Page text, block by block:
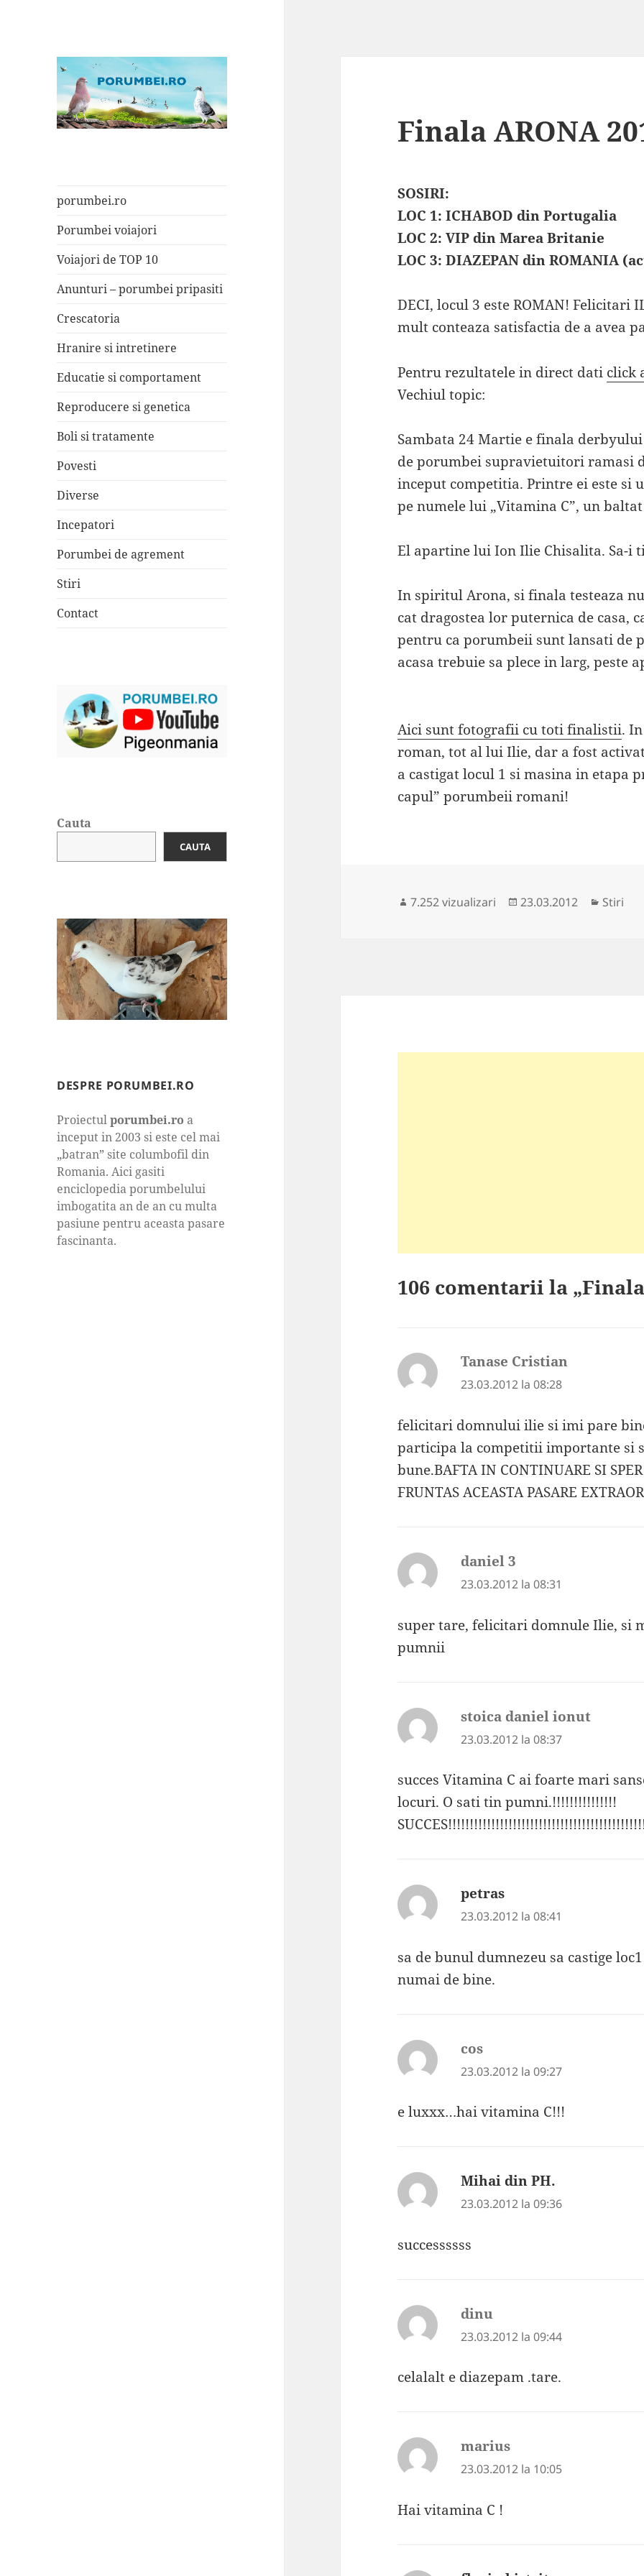
porumbei.ro
Porumbei voiajori
Voiajori de TOP 10
Anunturi – porumbei pripasiti
Crescatoria
Hranire si intretinere
Educatie si comportament
Reproducere si genetica
Boli si tratamente
Povesti
Diverse
Incepatori
Porumbei de agrement
Stiri
Contact
Cauta
CAUTA
DESPRE PORUMBEI.RO
Proiectulporumbei.ro a
inceput in 2003 si este cel mai
„batran” site columbofil din
Romania. Aici gasiti
enciclopedia porumbelului
imbogatita an de an cu multa
pasiune pentru aceasta pasare
fascinanta.
Finala ARONA
SOSIRI:
LOC 1: ICHABOD din Portugalia
LOC 2: VIP din Marea Britanie
LOC 3: DIAZEPAN din ROMANIA
DECI, locul 3 este ROMAN! Felicitari
mult conteaza satisfactia de a avea
Pentru rezultatele in direct dati click
Vechiul topic:
Sambata 24 Martie e finala
de porumbei supravietuitori ramasi
inceput competitia. Printre ei este si
pe numele lui „Vitamina C”, un
El apartine lui Ion Ilie Chisalita. Sa-i
In spiritul Arona, si finala testeaza
cat dragostea lor puternica de casa,
pentru ca porumbeii sunt lansati de
acasa trebuie sa plece in larg, peste
Aici sunt fotografii cu toti finalistii.
roman, tot al lui Ilie, dar a fost
a castigat locul 1 si masina in etapa
capul” porumbeii romani!
7.252 vizualizari
Publicat
23.03.2012 Categorii
Stiri
106 comentarii la „Finala
Tanase Cristian
23.03.2012 la 08:28
felicitari domnului ilie si imi pare
participa la competitii importante si
bune.BAFTA IN CONTINUARE SI
FRUNTAS ACEASTA PASARE
daniel 3
23.03.2012 la 08:31
super tare, felicitari domnule Ilie, si
pumnii
stoica daniel ionut
23.03.2012 la 08:37
succes Vitamina C ai foarte mari
locuri. O sati tin pumni.!!!!!!!!!!!!!!!
petras
23.03.2012 la 08:41
sa de bunul dumnezeu sa castige
numai de bine.
cos
23.03.2012 la 09:27
e luxxx…hai vitamina C!!!
Mihai din PH.
23.03.2012 la 09:36
successssss
dinu
23.03.2012 la 09:44
celalalt e diazepam .tare.
marius
23.03.2012 la 10:05
Hai vitamina C !